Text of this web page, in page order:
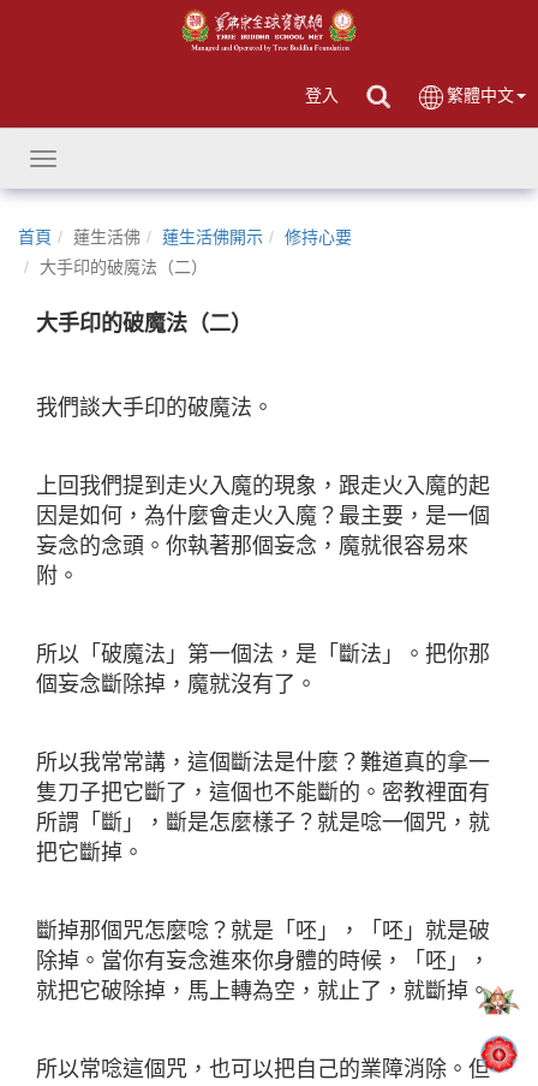
登入 繁體中文
Toggle
navigation
首頁 蓮生活佛 蓮生活佛開示
修持心要
大手印的破魔法（二）
大手印的破魔法（二）
我們談大手印的破魔法。
上回我們提到走火入魔的現象，跟走火入魔的起
因是如何，為什麼會走火入魔？最主要，是一個
妄念的念頭。你執著那個妄念，魔就很容易來
附。
所以「破魔法」第一個法，是「斷法」。把你那
個妄念斷除掉，魔就沒有了。
所以我常常講，這個斷法是什麼？難道真的拿一
隻刀子把它斷了，這個也不能斷的。密教裡面有
所謂「斷」，斷是怎麼樣子？就是唸一個咒，就
把它斷掉。
斷掉那個咒怎麼唸？就是「呸」，「呸」就是破
除掉。當你有妄念進來你身體的時候，「呸」，
就把它破除掉，馬上轉為空，就止了，就斷掉。
所以常唸這個咒，也可以把自己的業障消除。但